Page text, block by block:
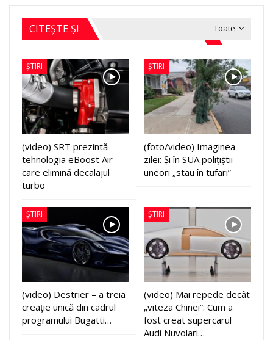
Toate
CITEȘTE ȘI
ȘTIRI
(video) SRT prezintă
tehnologia eBoost Air
care elimină decalajul
turbo
ȘTIRI
(foto/video) Imaginea
zilei: Și în SUA polițiștii
uneori „stau în tufari”
ȘTIRI
(video) Destrier – a treia
creație unică din cadrul
programului Bugatti…
ȘTIRI
(video) Mai repede decât
„viteza Chinei”: Cum a
fost creat supercarul
Audi Nuvolari…